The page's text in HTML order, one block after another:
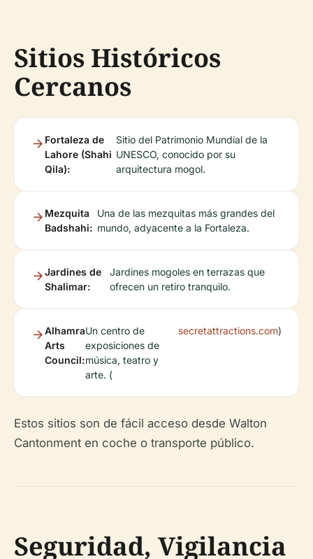
Sitios Históricos
Cercanos
Fortaleza de
Lahore (Shahi
Qila):
Sitio del Patrimonio Mundial de la
UNESCO, conocido por su
arquitectura mogol.
Mezquita
Badshahi:
Una de las mezquitas más grandes del
mundo, adyacente a la Fortaleza.
Jardines de
Shalimar:
Jardines mogoles en terrazas que
ofrecen un retiro tranquilo.
Alhamra
Arts
Council:
Un centro de
exposiciones de
música, teatro y
arte. (
secretattractions.com)
Estos sitios son de fácil acceso desde Walton
Cantonment en coche o transporte público.
Seguridad, Vigilancia